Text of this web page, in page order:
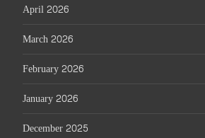
April 2026
March 2026
February 2026
January 2026
December 2025